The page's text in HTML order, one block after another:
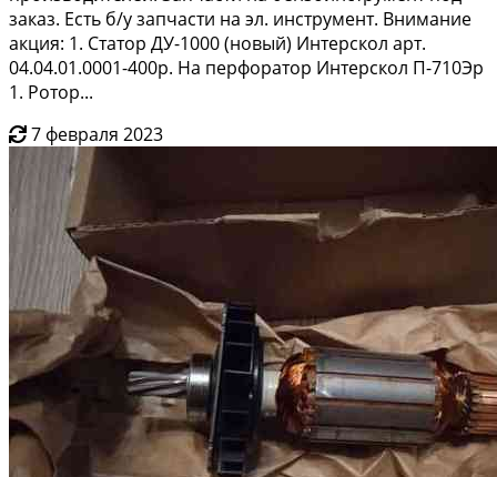
заказ. Есть б/у запчасти на эл. инструмент. Внимание
акция: 1. Статор ДУ-1000 (новый) Интерскол арт.
04.04.01.0001-400р. На перфоратор Интерскол П-710Эр
1. Ротор...
7 февраля 2023